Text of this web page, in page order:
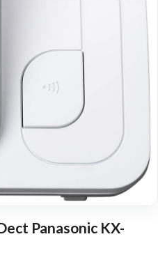
Panasonic KX-